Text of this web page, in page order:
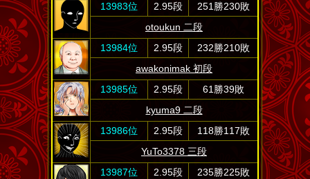
13983位
2.95段
251勝230敗
otoukun 二段
13984位
2.95段
232勝210敗
awakonimak 初段
13985位
2.95段
61勝39敗
kyuma9 二段
13986位
2.95段
118勝117敗
YuTo3378 三段
13987位
2.95段
235勝225敗